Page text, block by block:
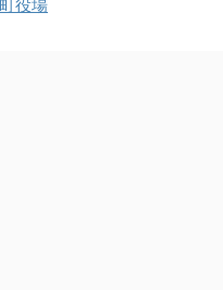
役場